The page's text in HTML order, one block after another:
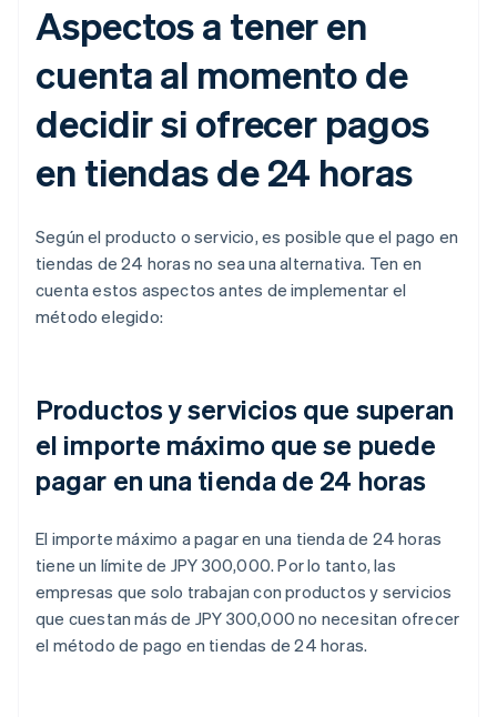
Aspectos a tener en
cuenta al momento de
decidir si ofrecer pagos
en tiendas de 24 horas
Según el producto o servicio, es posible que el pago en
tiendas de 24 horas no sea una alternativa. Ten en
cuenta estos aspectos antes de implementar el
método elegido:
Productos y servicios que superan
el importe máximo que se puede
pagar en una tienda de 24 horas
El importe máximo a pagar en una tienda de 24 horas
tiene un límite de JPY 300,000. Por lo tanto, las
empresas que solo trabajan con productos y servicios
que cuestan más de JPY 300,000 no necesitan ofrecer
el método de pago en tiendas de 24 horas.